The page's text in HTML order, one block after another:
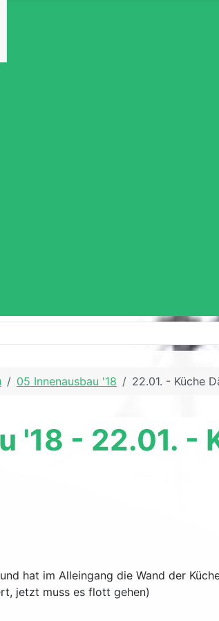
05 Innenausbau '18 22.01. - Küche
'18 - 22.01. -
hat im Alleingang die Wand der
jetzt muss es flott gehen)